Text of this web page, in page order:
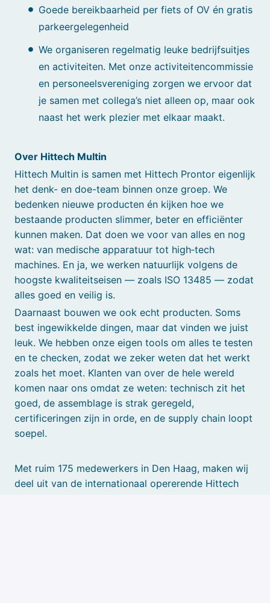
Goede bereikbaarheid per fiets of OV én gratis
parkeergelegenheid
We organiseren regelmatig leuke bedrijfsuitjes
en activiteiten. Met onze activiteitencommissie
en personeelsvereniging zorgen we ervoor dat
je samen met collega’s niet alleen op, maar ook
naast het werk plezier met elkaar maakt.
Over Hittech Multin
Hittech Multin is samen met Hittech Prontor eigenlijk
het denk- en doe-team binnen onze groep. We
bedenken nieuwe producten én kijken hoe we
bestaande producten slimmer, beter en efficiënter
kunnen maken. Dat doen we voor van alles en nog
wat: van medische apparatuur tot high‑tech
machines. En ja, we werken natuurlijk volgens de
hoogste kwaliteitseisen — zoals ISO 13485 — zodat
alles goed en veilig is.
Daarnaast bouwen we ook echt producten. Soms
best ingewikkelde dingen, maar dat vinden we juist
leuk. We hebben onze eigen tools om alles te testen
en te checken, zodat we zeker weten dat het werkt
zoals het moet. Klanten van over de hele wereld
komen naar ons omdat ze weten: technisch zit het
goed, de assemblage is strak geregeld,
certificeringen zijn in orde, en de supply chain loopt
soepel.
Met ruim 175 medewerkers in Den Haag, maken wij
deel uit van de internationaal opererende Hittech